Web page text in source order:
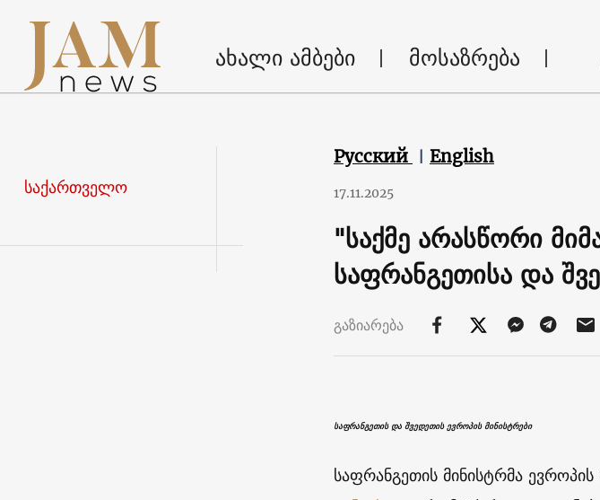
ახალი ამბები მოსაზრება
საქართველო
Русский English
17.11.2025
"საქმე არასწორი
საფრანგეთისა და
გაზიარება
საფრანგეთის და შვედეთის ევროპის მინისტრები
საფრანგეთის მინისტრმა